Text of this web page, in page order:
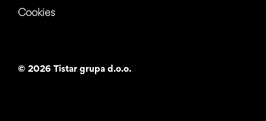
Cookies
© 2026 Tistar grupa d.o.o.